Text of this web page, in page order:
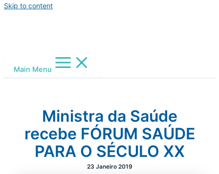
Skip to content
Main Menu
Ministra da Saúde
recebe FÓRUM SAÚDE
PARA O SÉCULO XX
23 Janeiro 2019